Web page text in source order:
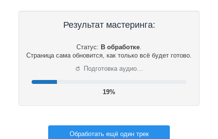
Результат мастеринга:
Статус: В обработке.
Страница сама обновится, как только всё будет готово.
⟳ Подготовка аудио…
20%
Обработать ещё один трек